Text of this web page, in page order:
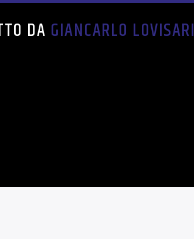
DA GIANCARLO LOVISARI